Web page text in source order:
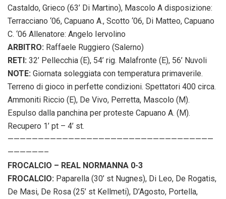
Castaldo, Grieco (63’ Di Martino), Mascolo A disposizione:
Terracciano ‘06, Capuano A., Scotto ‘06, Di Matteo, Capuano
C. ‘06 Allenatore: Angelo Iervolino
ARBITRO: Raffaele Ruggiero (Salerno)
RETI: 32’ Pellecchia (E), 54’ rig. Malafronte (E), 56’ Nuvoli
NOTE: Giornata soleggiata con temperatura primaverile.
Terreno di gioco in perfette condizioni. Spettatori 400 circa.
Ammoniti Riccio (E), De Vivo, Perretta, Mascolo (M).
Espulso dalla panchina per proteste Capuano A. (M).
Recupero 1’ pt – 4’ st.
——————————————————————————————————
——————–
FROCALCIO – REAL NORMANNA 0-3
FROCALCIO: Paparella (30’ st Nugnes), Di Leo, De Rogatis,
De Masi, De Rosa (25’ st Kellmeti), D’Agosto, Portella,